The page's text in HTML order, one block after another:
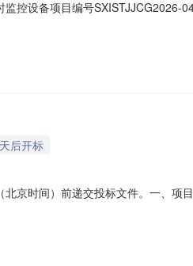
控设备项目编号SXISTJJCG2026-
后开标
京时间）前递交投标文件。一、项
带检测、阻燃电缆检测、矿用连接装